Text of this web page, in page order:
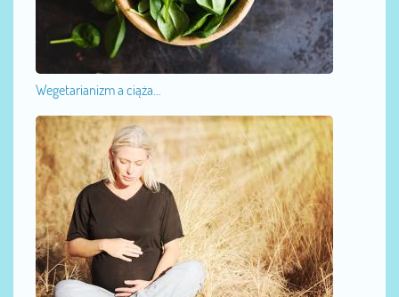
Wegetarianizm a ciąża...